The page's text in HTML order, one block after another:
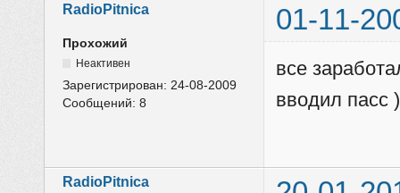
RadioPitnica 01-11-
Прохожий
Неактивен
Зарегистрирован: 24-08-2009
Сообщений:8
все
вводил пасс )
RadioPitnica